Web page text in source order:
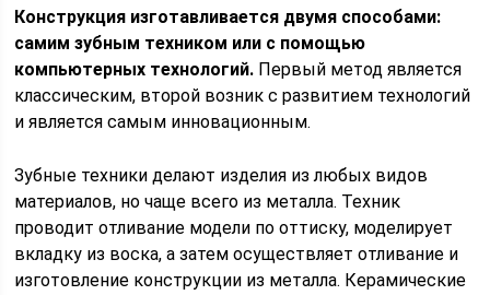
Конструкция изготавливается двумя способами:
самим зубным техником или с помощью
компьютерных технологий. Первый метод является
классическим, второй возник с развитием технологий
и является самым инновационным.
Зубные техники делают изделия из любых видов
материалов, но чаще всего из металла. Техник
проводит отливание модели по оттиску, моделирует
вкладку из воска, а затем осуществляет отливание и
изготовление конструкции из металла. Керамические